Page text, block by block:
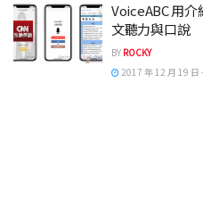
VoiceABC 用
文聽力與口說
BY ROCKY
2017 年 12 月 19 日